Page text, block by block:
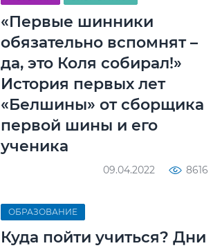
«Первые шинники
обязательно вспомнят –
да, это Коля собирал!»
История первых лет
«Белшины» от сборщика
первой шины и его
ученика
09.04.2022 8616
ОБРАЗОВАНИЕ
Куда пойти учиться? Дни